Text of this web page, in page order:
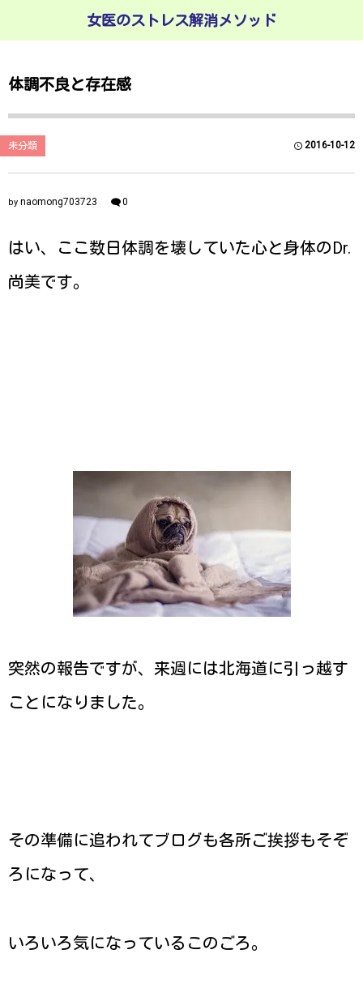
女医のストレス解消メソッド
体調不良と存在感
未分類 2016-10-12
by naomong703723 0
はい、ここ数日体調を壊していた心と身体のDr.
尚美です。
突然の報告ですが、来週には北海道に引っ越す
ことになりました。
その準備に追われてブログも各所ご挨拶もそぞ
ろになって、
いろいろ気になっているこのごろ。